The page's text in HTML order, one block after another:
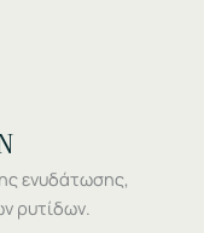
ενυδάτωσης,
ρυτίδων.